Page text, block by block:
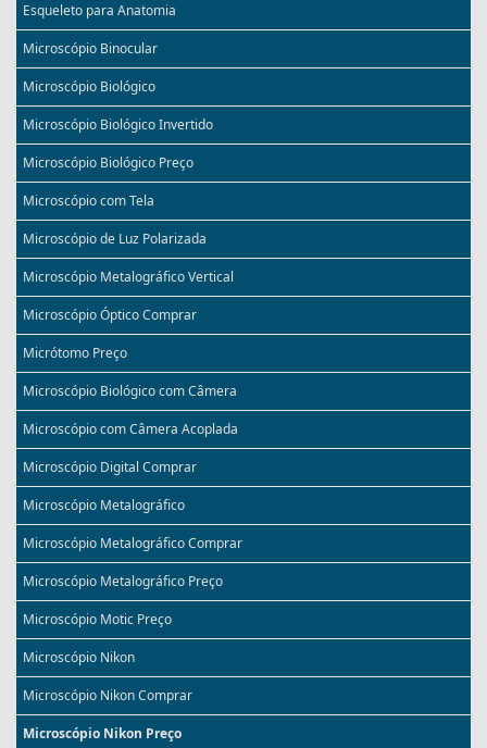
Esqueleto para Anatomia
Microscópio Binocular
Microscópio Biológico
Microscópio Biológico Invertido
Microscópio Biológico Preço
Microscópio com Tela
Microscópio de Luz Polarizada
Microscópio Metalográfico Vertical
Microscópio Óptico Comprar
Micrótomo Preço
Microscópio Biológico com Câmera
Microscópio com Câmera Acoplada
Microscópio Digital Comprar
Microscópio Metalográfico
Microscópio Metalográfico Comprar
Microscópio Metalográfico Preço
Microscópio Motic Preço
Microscópio Nikon
Microscópio Nikon Comprar
Microscópio Nikon Preço